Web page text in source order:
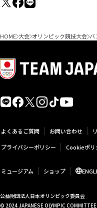
HOME 大会 オリンピック競技大会 バ
よくあるご質問 お問い合わせ
プライバシーポリシー
Cookieポリ
ミュージアム ショップ
公益財団法人日本オリンピック委員会
© 2024 JAPANESE OLYMPIC COMMITTEE